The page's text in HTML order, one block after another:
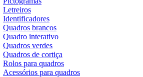
Letreiros
Identificadores
Quadros brancos
Quadro interativo
Quadros verdes
Quadros de cortiça
Rolos para quadros
Acessórios para quadros